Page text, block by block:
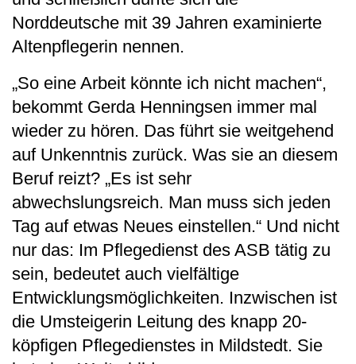
Norddeutsche mit 39 Jahren examinierte
Altenpflegerin nennen.
„So eine Arbeit könnte ich nicht machen“,
bekommt Gerda Henningsen immer mal
wieder zu hören. Das führt sie weitgehend
auf Unkenntnis zurück. Was sie an diesem
Beruf reizt? „Es ist sehr
abwechslungsreich. Man muss sich jeden
Tag auf etwas Neues einstellen.“ Und nicht
nur das: Im Pflegedienst des ASB tätig zu
sein, bedeutet auch vielfältige
Entwicklungsmöglichkeiten. Inzwischen ist
die Umsteigerin Leitung des knapp 20-
köpfigen Pflegedienstes in Mildstedt. Sie